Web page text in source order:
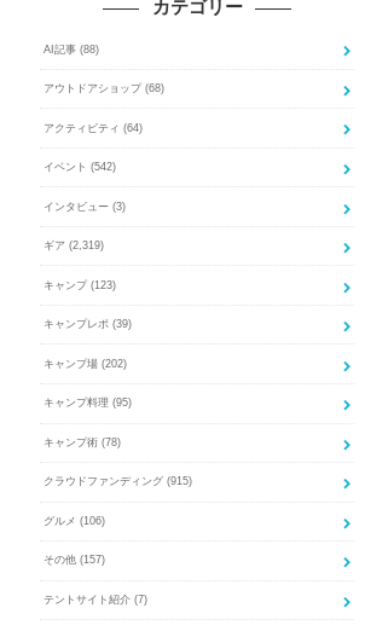
カテゴリー
AI記事 (88)
アウトドアショップ (68)
アクティビティ (64)
イベント (542)
インタビュー (3)
ギア (2,319)
キャンプ (123)
キャンプレポ (39)
キャンプ場 (202)
キャンプ料理 (95)
キャンプ術 (78)
クラウドファンディング (915)
グルメ (106)
その他 (157)
テントサイト紹介 (7)